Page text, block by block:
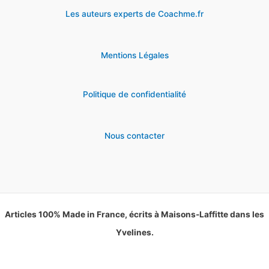
Les auteurs experts de Coachme.fr
Mentions Légales
Politique de confidentialité
Nous contacter
Articles 100% Made in France, écrits à Maisons-Laffitte dans les
Yvelines.